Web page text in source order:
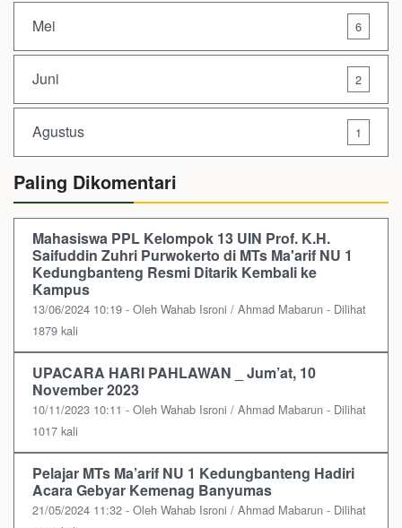
Mei 6
Juni 2
Agustus 1
Paling Dikomentari
Mahasiswa PPL Kelompok 13 UIN Prof. K.H.
Saifuddin Zuhri Purwokerto di MTs Ma'arif NU 1
Kedungbanteng Resmi Ditarik Kembali ke
Kampus
13/06/2024 10:19 - Oleh Wahab Isroni / Ahmad Mabarun - Dilihat
1879 kali
UPACARA HARI PAHLAWAN _ Jum’at, 10
November 2023
10/11/2023 10:11 - Oleh Wahab Isroni / Ahmad Mabarun - Dilihat
1017 kali
Pelajar MTs Ma’arif NU 1 Kedungbanteng Hadiri
Acara Gebyar Kemenag Banyumas
21/05/2024 11:32 - Oleh Wahab Isroni / Ahmad Mabarun - Dilihat